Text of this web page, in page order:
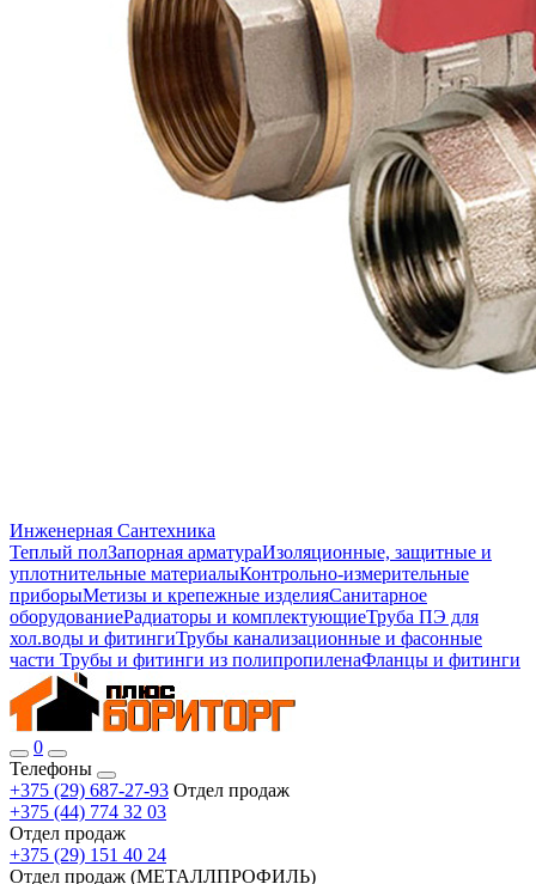
Инженерная Сантехника
Теплый полЗапорная арматураИзоляционные, защитные и
уплотнительные материалыКонтрольно-измерительные
приборыМетизы и крепежные изделияСанитарное
оборудованиеРадиаторы и комплектующиеТруба ПЭ для
хол.воды и фитингиТрубы канализационные и фасонные
части Трубы и фитинги из полипропиленаФланцы и фитинги
0
Телефоны
+375 (29) 687-27-93 Отдел продаж
+375 (44) 774 32 03
Отдел продаж
+375 (29) 151 40 24
Отдел продаж (МЕТАЛЛПРОФИЛЬ)